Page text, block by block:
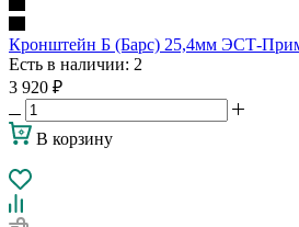
Кронштейн Б (Барс) 25,4мм ЭСТ-
Есть в наличии: 2
3 920 ₽
В корзину